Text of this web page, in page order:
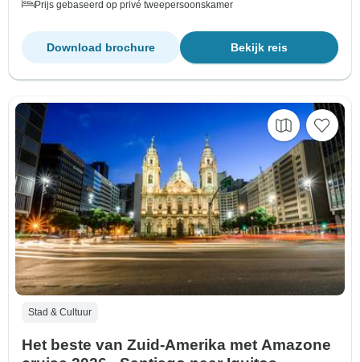
Prijs gebaseerd op privé tweepersoonskamer
Bekijk reis
Download brochure
Stad & Cultuur
Het beste van Zuid-Amerika met Amazone